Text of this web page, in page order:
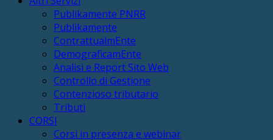
Publikamente PNRR
Publikamente
ContrattualmEnte
DemograficamEnte
Analisi e Report Sito Web
Controllo di Gestione
Contenzioso tributario
Tributi
CORSI
Corsi in presenza e webinar